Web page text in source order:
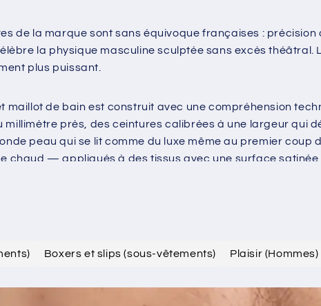
de la marque sont sans équivoque françaises :
la physique masculine sculptée sans excès
plus puissant.
maillot de bain est construit avec une compréhension
près, des ceintures calibrées à une largeur qui
peau qui se lit comme du luxe même au premier
chaud — appliqués à des tissus avec une surface
et ce faisant, dit tout.
Boxers et slips (sous-vêtements) Plaisir (Hommes)